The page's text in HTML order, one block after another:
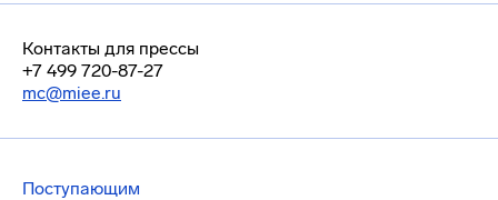
Контакты для прессы
+7 499 720-87-27
mc@miee.ru
Поступающим